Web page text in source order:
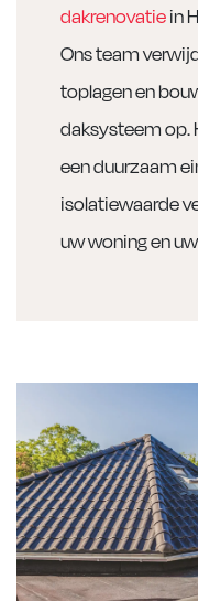
dakrenovatiein
Ons team
toplagen en
daksysteem op.
een duurzaam
isolatiewaarde
uw woning en